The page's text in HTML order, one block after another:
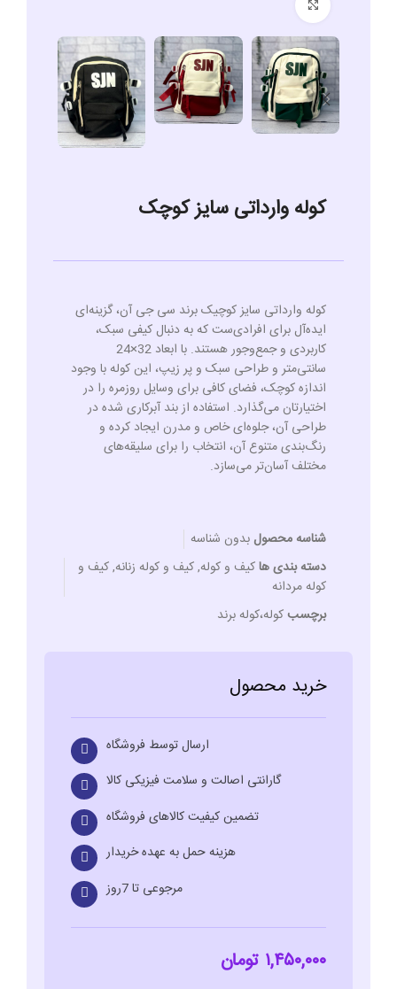
کوله وارداتی سایز کوچک
کوله وارداتی سایز کوچیک برند سی جی آن، گزینه‌ای
ایده‌آل برای افرادی‌ست که به دنبال کیفی سبک،
کاربردی و جمع‌وجور هستند. با ابعاد 32×24
سانتی‌متر و طراحی سبک و پر زیپ، این کوله با وجود
اندازه کوچک، فضای کافی برای وسایل روزمره را در
اختیارتان می‌گذارد. استفاده از بند آبرکاری شده در
طراحی آن، جلوه‌ای خاص و مدرن ایجاد کرده و
رنگ‌بندی متنوع آن، انتخاب را برای سلیقه‌های
مختلف آسان‌تر می‌سازد.
شناسه محصول بدون شناسه
دسته بندی هاکیف و کوله,کیف و کوله زنانه,کیف و
کوله مردانه
برچسبکوله،کوله برند
خرید محصول
ارسال توسط فروشگاه
گارانتی اصالت و سلامت فیزیکی کالا
تضمین کیفیت کالاهای فروشگاه
هزینه حمل به عهده خریدار
مرجوعی تا 7روز
۱,۴۵۰,۰۰۰ تومان